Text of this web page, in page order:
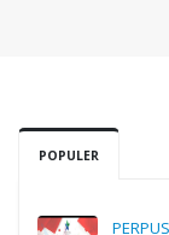
POPULER